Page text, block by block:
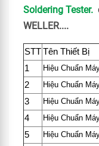
Soldering Tester.
WELLER....
STTTên Thiết Bị
1
Hiệu Chuẩn
2 Hiệu Chuẩn
3 Hiệu Chuẩn
4 Hiệu Chuẩn
5 Hiệu Chuẩn